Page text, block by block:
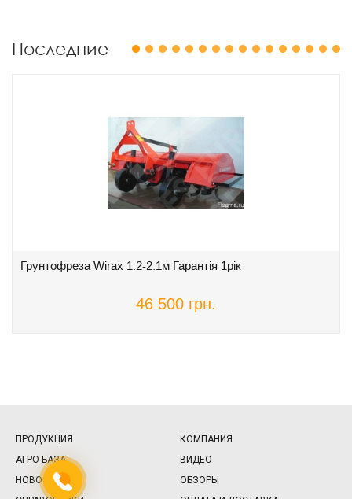
Последние
Грунтофреза Wirax 1.2-2.1м Гарантія 1рік
46 500 грн.
1 2 3 4 5 6 7 8 9 10 11 12 13 14 15 16
ПРОДУКЦИЯ
КОМПАНИЯ
АГРО-БАЗА
ВИДЕО
НОВОСТИ
ОБЗОРЫ